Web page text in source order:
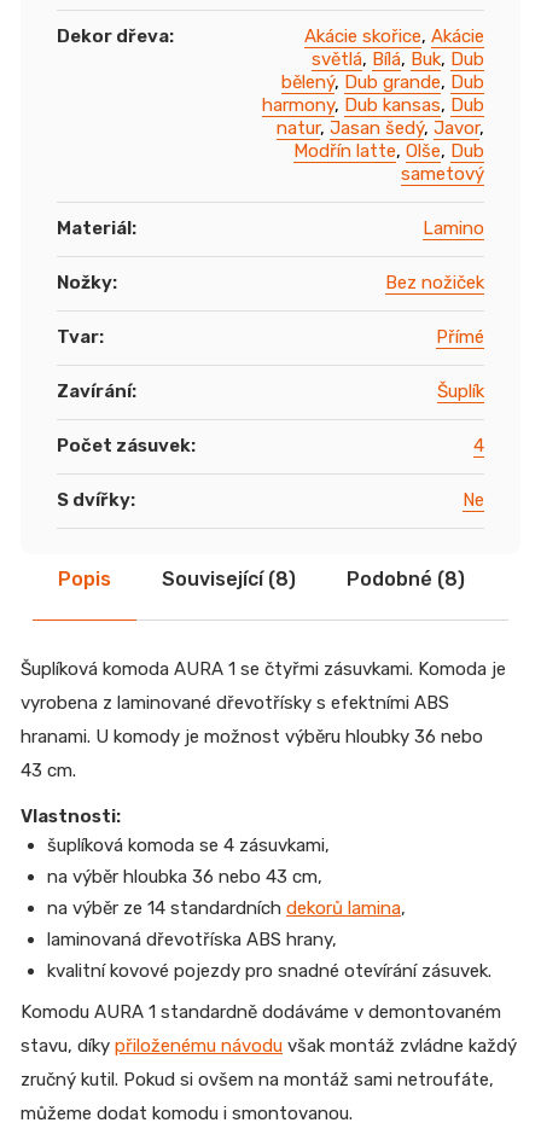
Dekor dřeva: Akácie skořice, Akácie
světlá, Bílá, Buk, Dub
bělený, Dub grande, Dub
harmony, Dub kansas, Dub
natur, Jasan šedý, Javor,
Modřín latte, Olše, Dub
sametový
Materiál: Lamino
Nožky: Bez nožiček
Tvar: Přímé
Zavírání: Šuplík
Počet zásuvek: 4
S dvířky: Ne
Popis Související (8) Podobné (8)
Šuplíková komoda AURA 1 se čtyřmi zásuvkami. Komoda je
vyrobena z laminované dřevotřísky s efektními ABS
hranami. U komody je možnost výběru hloubky 36 nebo
43 cm.
Vlastnosti:
šuplíková komoda se 4 zásuvkami,
na výběr hloubka 36 nebo 43 cm,
na výběr ze 14 standardních dekorů lamina,
laminovaná dřevotříska ABS hrany,
kvalitní kovové pojezdy pro snadné otevírání zásuvek.
Komodu AURA 1 standardně dodáváme v demontovaném
stavu, díky přiloženému návodu však montáž zvládne každý
zručný kutil. Pokud si ovšem na montáž sami netroufáte,
můžeme dodat komodu i smontovanou.